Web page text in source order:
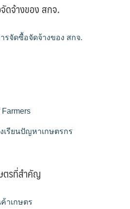
ดจ้างของ สกจ.
รจัดซื้อจัดจ้างของ สกจ.
Farmers
เรียนปัญหาเกษตรกร
ตรที่สำคัญ
าเกษตร